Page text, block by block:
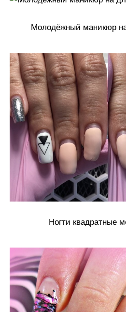
Молодёжный маникюр
Ногти квадратные